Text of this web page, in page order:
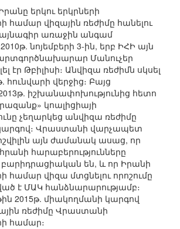
երկու երկրների
համար վիզային ռեժիմը հանելու
առաջին անգամ
նոյեմբերի 3-ին, երբ ԻՀԻ այն
Մանուչեր
էր Թբիլիսի։ Անվիզա ռեժիմն սկսել
հունվարի վերջից։ Բայց
իշխանափոխությունից հետո
կոալիցիայի
չեղարկեց անվիզա ռեժիմը
Վրաստանի վարչապետ
այն ժամանակ ասաց, որ
հարաբերությունները
են, և որ Իրանի
համար վիզա մտցնելու որոշումը
է ՄԱԿ հանձնարարությամբ։
2015թ. միակողմանի կարգով
ռեժիմը Վրաստանի
համար։